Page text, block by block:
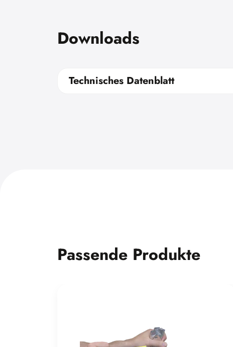
Downloads
Technisches Datenblatt
Passende Produkte